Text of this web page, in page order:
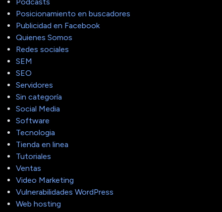
Posicionamiento en buscadores
Publicidad en Facebook
Quienes Somos
Redes sociales
SEM
SEO
Servidores
Sin categoría
Social Media
Software
Tecnologia
Tienda en linea
Tutoriales
Ventas
Video Marketing
Vulnerabilidades WordPress
Web hosting